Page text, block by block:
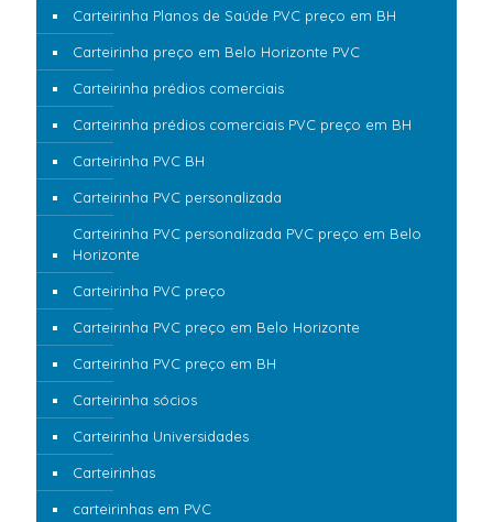
Carteirinha Planos de Saúde PVC preço em BH
Carteirinha preço em Belo Horizonte PVC
Carteirinha prédios comerciais
Carteirinha prédios comerciais PVC preço em BH
Carteirinha PVC BH
Carteirinha PVC personalizada
Carteirinha PVC personalizada PVC preço em Belo
Horizonte
Carteirinha PVC preço
Carteirinha PVC preço em Belo Horizonte
Carteirinha PVC preço em BH
Carteirinha sócios
Carteirinha Universidades
Carteirinhas
carteirinhas em PVC